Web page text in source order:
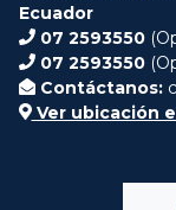
Ecuador
07 2593550
07 2593550
Contáctanos:
Ver ubicación